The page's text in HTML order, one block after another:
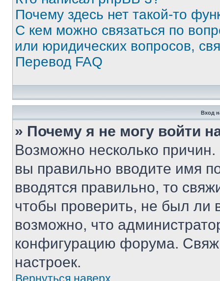
Почему здесь нет такой-то
С кем можно связаться по
или юридических вопросов,
Перевод FAQ
Вход
» Почему я не могу войти
Возможно несколько
вы правильно вводите имя
вводятся правильно, то
чтобы проверить, не был ли
возможно, что
конфигурацию форума.
настроек.